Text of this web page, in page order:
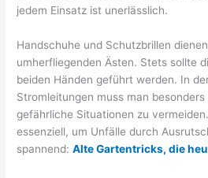
jedem Einsatz ist unerlässlich.
Handschuhe und Schutzbrillen
umherfliegenden Ästen. Stets sollte
beiden Händen geführt werden. In
Stromleitungen muss man
gefährliche Situationen zu
essenziell, um Unfälle durch
spannend:Alte Gartentricks, die